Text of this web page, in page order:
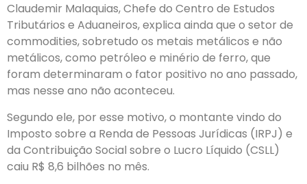
Claudemir Malaquias, Chefe do Centro de Estudos
Tributários e Aduaneiros, explica ainda que o setor de
commodities, sobretudo os metais metálicos e não
metálicos, como petróleo e minério de ferro, que
foram determinaram o fator positivo no ano passado,
mas nesse ano não aconteceu.
Segundo ele, por esse motivo, o montante vindo do
Imposto sobre a Renda de Pessoas Jurídicas (IRPJ) e
da Contribuição Social sobre o Lucro Líquido (CSLL)
caiu R$ 8,6 bilhões no mês.